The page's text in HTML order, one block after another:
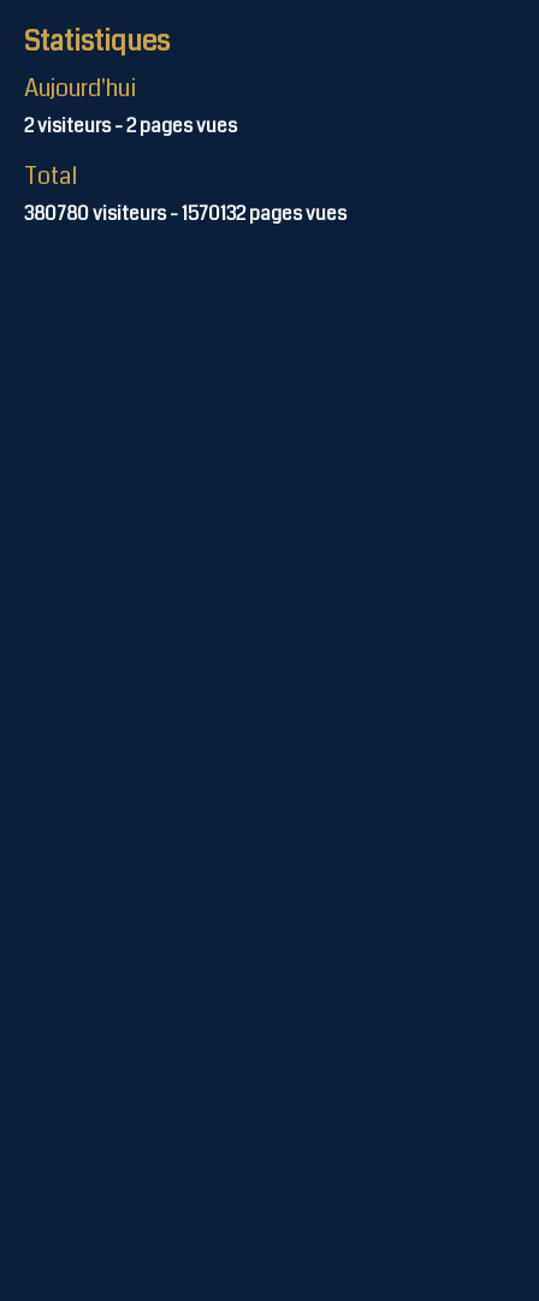
Statistiques
Aujourd'hui
2visiteurs -2pages vues
Total
380780visiteurs -1570132pages vues